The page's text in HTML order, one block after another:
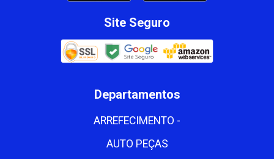
Site Seguro
Departamentos
ARREFECIMENTO -
AUTO PEÇAS